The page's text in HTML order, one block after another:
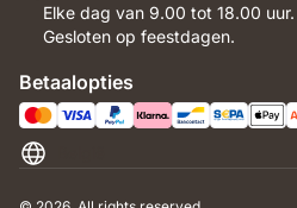
Elke dag van 9.00 tot 18.00 uur.
Gesloten op feestdagen.
Betaalopties